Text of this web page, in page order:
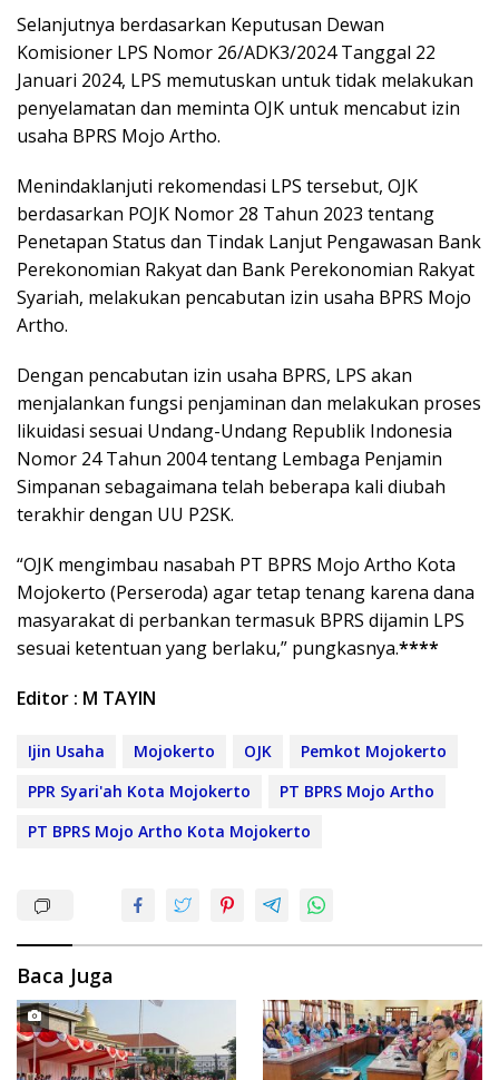
Selanjutnya berdasarkan Keputusan Dewan
Komisioner LPS Nomor 26/ADK3/2024 Tanggal 22
Januari 2024, LPS memutuskan untuk tidak melakukan
penyelamatan dan meminta OJK untuk mencabut izin
usaha BPRS Mojo Artho.
Menindaklanjuti rekomendasi LPS tersebut, OJK
berdasarkan POJK Nomor 28 Tahun 2023 tentang
Penetapan Status dan Tindak Lanjut Pengawasan Bank
Perekonomian Rakyat dan Bank Perekonomian Rakyat
Syariah, melakukan pencabutan izin usaha BPRS Mojo
Artho.
Dengan pencabutan izin usaha BPRS, LPS akan
menjalankan fungsi penjaminan dan melakukan proses
likuidasi sesuai Undang-Undang Republik Indonesia
Nomor 24 Tahun 2004 tentang Lembaga Penjamin
Simpanan sebagaimana telah beberapa kali diubah
terakhir dengan UU P2SK.
“OJK mengimbau nasabah PT BPRS Mojo Artho Kota
Mojokerto (Perseroda) agar tetap tenang karena dana
masyarakat di perbankan termasuk BPRS dijamin LPS
sesuai ketentuan yang berlaku,” pungkasnya.****
Editor : M TAYIN
Ijin Usaha Mojokerto OJK
Pemkot Mojokerto
PPR Syari'ah Kota Mojokerto
PT BPRS Mojo Artho
PT BPRS Mojo Artho Kota Mojokerto
Baca Juga